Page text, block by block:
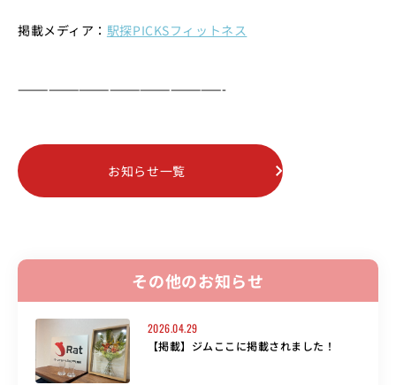
掲載メディア： 駅探PICKSフィットネス
————————————————————-
お知らせ一覧
その他のお知らせ
2026.04.29
【掲載】ジムここに掲載されました！